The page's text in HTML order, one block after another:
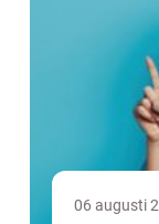
06 augusti